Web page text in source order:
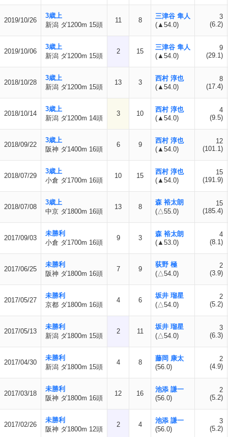
2019/10/26
3歳上
新潟 ダ1200m 15頭
11 8
三津谷 隼人
(▲54.0)
3
(6.2)
2019/10/06
3歳上
新潟 ダ1200m 15頭
2 15
三津谷 隼人
(▲54.0)
9
(29.1)
2018/10/28
3歳上
新潟 ダ1200m 15頭
13 3
西村 淳也
(▲54.0)
8
(17.4)
2018/10/14
3歳上
新潟 ダ1200m 14頭
3 10
西村 淳也
(▲54.0)
4
(9.5)
2018/09/22
3歳上
阪神 ダ1400m 16頭
6 9
西村 淳也
(▲54.0)
12
(101.1)
2018/07/29
3歳上
小倉 ダ1700m 16頭
10 15
西村 淳也
(▲54.0)
15
(191.9)
2018/07/08
3歳上
中京 ダ1800m 16頭
13 8
森 裕太朗
(△55.0)
15
(185.4)
2017/09/03
未勝利
小倉 ダ1700m 16頭
9 3
森 裕太朗
(▲53.0)
4
(8.1)
2017/06/25
未勝利
阪神 ダ1800m 16頭
7 9
荻野 極
(△54.0)
2
(3.9)
2017/05/27
未勝利
京都 ダ1800m 16頭
4 6
坂井 瑠星
(△54.0)
2
(5.2)
2017/05/13
未勝利
新潟 ダ1800m 15頭
2 11
坂井 瑠星
(△54.0)
3
(6.3)
2017/04/30
未勝利
新潟 ダ1800m 15頭
4 8
藤岡 康太
(56.0)
2
(4.9)
2017/03/18
未勝利
阪神 ダ1800m 16頭
12 16
池添 謙一
(56.0)
2
(5.2)
2017/02/26
未勝利
阪神 ダ1800m 12頭
2 4
池添 謙一
(56.0)
3
(5.2)